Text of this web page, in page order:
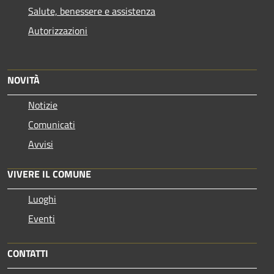
Salute, benessere e assistenza
Autorizzazioni
NOVITÀ
Notizie
Comunicati
Avvisi
VIVERE IL COMUNE
Luoghi
Eventi
CONTATTI